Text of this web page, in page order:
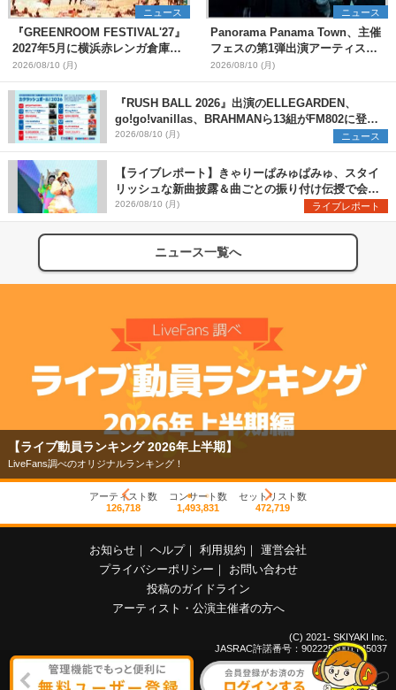
ニュース
『GREENROOM FESTIVAL'27』
2027年5月に横浜赤レンガ倉庫、
神戸メリケンパークで開催決定
2026/08/10 (月)
ニュース
Panorama Panama Town、主催
フェスの第1弾出演アーティスト
として愛はズボーン、夜の本気ダ
ンスらを発表 「plus∈you」の
MVも公開に
2026/08/10 (月)
『RUSH BALL 2026』出演のELLEGARDEN、
go!go!vanillas、BRAHMANら13組がFM802に登
場、他出演アーティストの“渾身の1曲”をセレクト
2026/08/10 (月) ニュース
【ライブレポート】きゃりーぱみゅぱみゅ、スタイ
リッシュな新曲披露＆曲ごとの振り付け伝授で会場
を盛り上げまくる！＜LuckyFes’26＞
2026/08/10 (月) ライブレポート
ニュース一覧へ
【ライブ動員ランキング 2026年上半期】
LiveFans調べのオリジナルランキング！
アーティスト数
126,718
コンサート数
1,493,831
セットリスト数
472,719
お知らせ ｜ ヘルプ｜ 利用規約 ｜ 運営会社
プライバシーポリシー ｜
お問い合わせ
投稿のガイドライン
アーティスト・公演主催者の方へ
(C) 2021- SKIYAKI Inc.
JASRAC許諾番号：9022255001Y45037